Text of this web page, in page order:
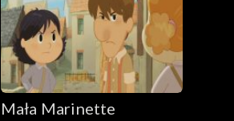
Mała Marinette